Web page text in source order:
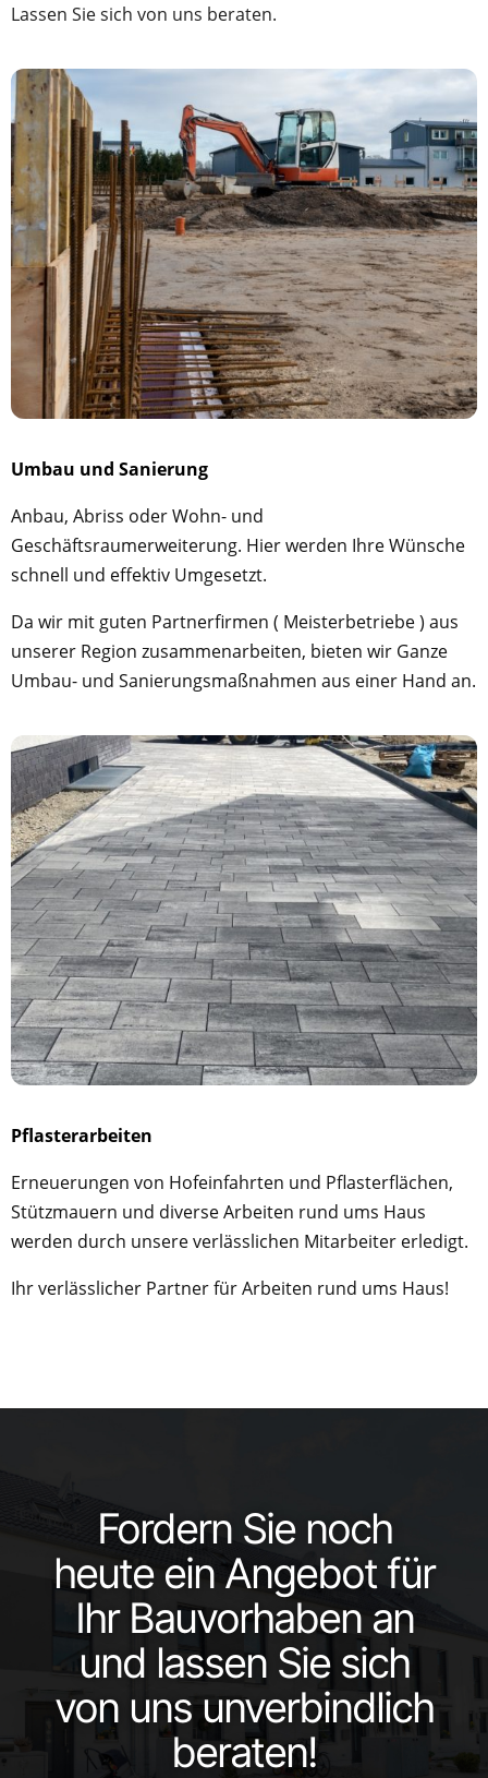
Lassen Sie sich von uns beraten.
Umbau und Sanierung
Anbau, Abriss oder Wohn- und
Geschäftsraumerweiterung. Hier werden Ihre Wünsche
schnell und effektiv Umgesetzt.
Da wir mit guten Partnerfirmen ( Meisterbetriebe ) aus
unserer Region zusammenarbeiten, bieten wir Ganze
Umbau- und Sanierungsmaßnahmen aus einer Hand an.
Pflasterarbeiten
Erneuerungen von Hofeinfahrten und Pflasterflächen,
Stützmauern und diverse Arbeiten rund ums Haus
werden durch unsere verlässlichen Mitarbeiter erledigt.
Ihr verlässlicher Partner für Arbeiten rund ums Haus!
Fordern Sie noch
heute ein Angebot für
Ihr Bauvorhaben an
und lassen Sie sich
von uns unverbindlich
beraten!